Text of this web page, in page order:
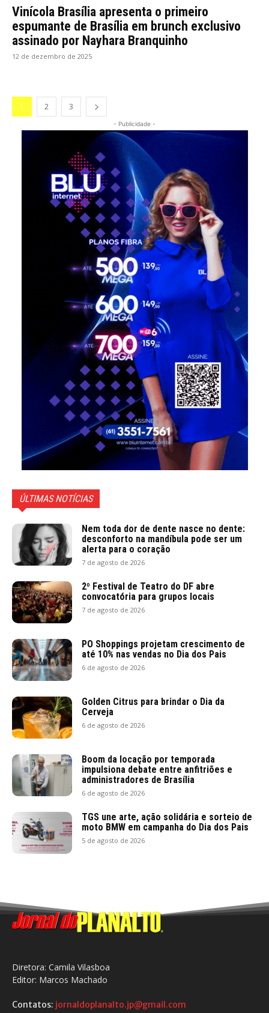
Vinícola Brasília apresenta o primeiro
espumante de Brasília em brunch exclusivo
assinado por Nayhara Branquinho
12 de dezembro de 2025
1 2 3
- Publicidade -
ÚLTIMAS NOTÍCIAS
Nem toda dor de dente nasce no dente:
desconforto na mandíbula pode ser um
alerta para o coração
7 de agosto de 2026
2º Festival de Teatro do DF abre
convocatória para grupos locais
7 de agosto de 2026
PO Shoppings projetam crescimento de
até 10% nas vendas no Dia dos Pais
6 de agosto de 2026
Golden Citrus para brindar o Dia da
Cerveja
6 de agosto de 2026
Boom da locação por temporada
impulsiona debate entre anfitriões e
administradores de Brasília
6 de agosto de 2026
TGS une arte, ação solidária e sorteio de
moto BMW em campanha do Dia dos Pais
5 de agosto de 2026
Diretora: Camila Vilasboa
Editor: Marcos Machado
Contatos: jornaldoplanalto.jp@gmail.com